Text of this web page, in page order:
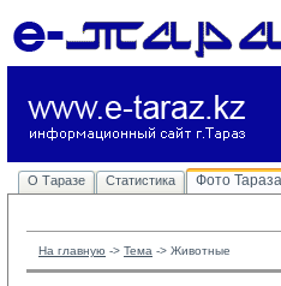
О Таразе Статистика Фото
На главную -> Тема -> Животные